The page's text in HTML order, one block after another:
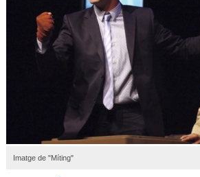
Imatge de "Míting"